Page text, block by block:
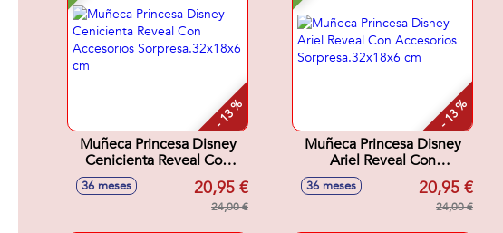
- 13 %
Muñeca Princesa Disney
Cenicienta Reveal Con
Accesorios
Sorpresa.32x18x6 cm
36 meses 20,95 €
24,00 €
- 13 %
Muñeca Princesa Disney
Ariel Reveal Con
Accesorios
Sorpresa.32x18x6 cm
36 meses 20,95 €
24,00 €